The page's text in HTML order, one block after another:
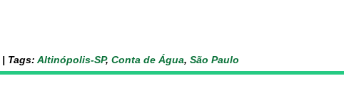
Tags: Altinópolis-SP, Conta de Água, São Paulo